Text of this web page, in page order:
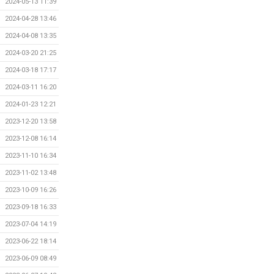
2024-04-28 13:46
2024-04-08 13:35
2024-03-20 21:25
2024-03-18 17:17
2024-03-11 16:20
2024-01-23 12:21
2023-12-20 13:58
2023-12-08 16:14
2023-11-10 16:34
2023-11-02 13:48
2023-10-09 16:26
2023-09-18 16:33
2023-07-04 14:19
2023-06-22 18:14
2023-06-09 08:49